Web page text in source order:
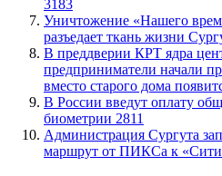
3183
​Уничтожение «Нашего
разъедает ткань жизни
​В преддверии КРТ ядра
предприниматели начали
вместо старого дома
В России введут оплату
биометрии 2811
​Администрация Сургута
маршрут от ПИКСа к